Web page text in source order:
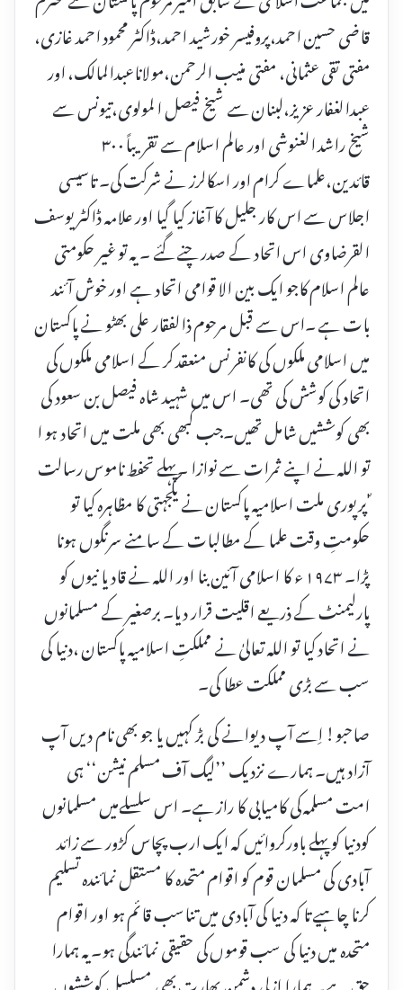
قاضی حسین احمد،پروفیسر خورشید احمد،ڈاکٹر محمود احمد غازی،
مفتی تقی عثمانی، مفتی منیب الرحمن،مولاناعبدالمالک، اور
عبدالغفار عزیز،لبنان سے شیخ فیصل ا لمولوی،تیونس سے
شیخ راشد الغنوشی اور عالم اسلام سے تقریباً۳۰۰
قائدین،علماے کرام اور اسکالرز نے شرکت کی۔ تاسیسی
اجلاس سے اس کار جلیل کا آغاز کیا گیا اور علامہ ڈاکٹر یوسف
القرضاوی اس اتحاد کے صدر چنے گئے ۔ یہ تو غیر حکومتی
عالم اسلام کاجو ایک بین الا قوامی اتحاد ہے اور خوش آئند
بات ہے ۔اس سے قبل مرحوم ذالفقار علی بھٹو نے پاکستان
میں اسلامی ملکوں کی کانفرنس منعقد کر کے اسلامی ملکوں کی
اتحاد کی کوشش کی تھی۔ اس میں شہید شاہ فیصل بن سعود کی
بھی کوششیں شامل تھیں۔جب کبھی بھی ملت میں اتحاد ہو ا
تو اللہ نے اپنے ثمرات سے نوازا ۔پہلے تحفط ناموس رسالت
ؐ پر پوری ملت اسلامیہ پاکستان نے یکجہتی کا مظاہرہ کیا تو
حکومتِ وقت علما کے مطالبات کے سامنے سرنگوں ہونا
پڑا۔ ۱۹۷۳ ء کا اسلامی آئین بنا اور اللہ نے قاد یا نیوں کو
پارلیمنٹ کے ذریعے اقلیت قرار دیا۔ برصغیر کے مسلمانوں
نے اتحاد کیا تو اللہ تعالیٰ نے مملکتِ اسلامیہ پاکستان ،دنیا کی
سب سے بڑی مملکت عطا کی۔
صاحبو! اِسے آپ دیوانے کی بڑ کہیں یا جو بھی نام دیں آپ
آزاد ہیں۔ ہمارے نزدیک ’’لیگ آف مسلم نیشن‘‘ ہی
امت مسلمہ کی کامیابی کا راز ہے۔ اس سلسلےمیں مسلمانوں
کودنیا کو پہلے باورکروائیں کہ ایک ارب پچاس کڑور سے زائد
آبادی کی مسلمان قوم کو اقوام متحدہ کا مستقل نمائندہ تسلیم
کرنا چاہیے تا کہ دنیا کی آبادی میں تناسب قائم ہو اور اقوام
متحدہ میں دنیا کی سب قوموں کی حقیقی نمائندگی ہو۔ یہ ہمارا